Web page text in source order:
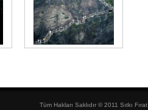
Tüm Hakları Saklıdır © 2011 Sıtkı Fırat